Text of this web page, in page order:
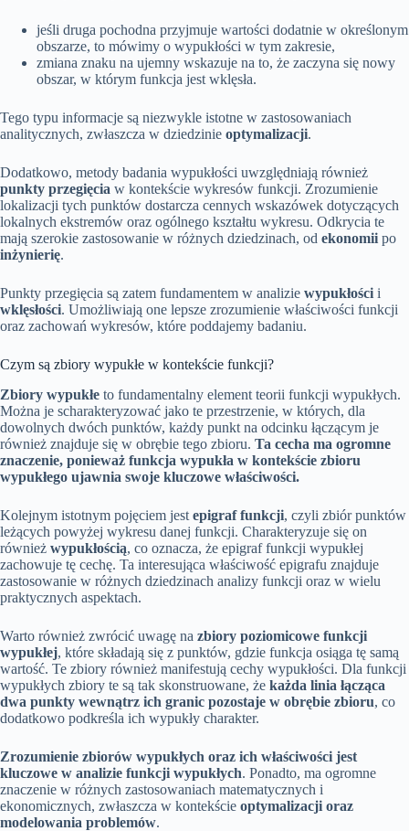
jeśli druga pochodna przyjmuje wartości dodatnie w określonym
obszarze, to mówimy o wypukłości w tym zakresie,
zmiana znaku na ujemny wskazuje na to, że zaczyna się nowy
obszar, w którym funkcja jest wklęsła.
Tego typu informacje są niezwykle istotne w zastosowaniach
analitycznych, zwłaszcza w dziedzinie optymalizacji.
Dodatkowo, metody badania wypukłości uwzględniają również
punkty przegięcia w kontekście wykresów funkcji. Zrozumienie
lokalizacji tych punktów dostarcza cennych wskazówek dotyczących
lokalnych ekstremów oraz ogólnego kształtu wykresu. Odkrycia te
mają szerokie zastosowanie w różnych dziedzinach, od ekonomii po
inżynierię.
Punkty przegięcia są zatem fundamentem w analizie wypukłości i
wklęsłości. Umożliwiają one lepsze zrozumienie właściwości funkcji
oraz zachowań wykresów, które poddajemy badaniu.
Czym są zbiory wypukłe w kontekście funkcji?
Zbiory wypukłe to fundamentalny element teorii funkcji wypukłych.
Można je scharakteryzować jako te przestrzenie, w których, dla
dowolnych dwóch punktów, każdy punkt na odcinku łączącym je
również znajduje się w obrębie tego zbioru. Ta cecha ma ogromne
znaczenie, ponieważ funkcja wypukła w kontekście zbioru
wypukłego ujawnia swoje kluczowe właściwości.
Kolejnym istotnym pojęciem jest epigraf funkcji, czyli zbiór punktów
leżących powyżej wykresu danej funkcji. Charakteryzuje się on
również wypukłością, co oznacza, że epigraf funkcji wypukłej
zachowuje tę cechę. Ta interesująca właściwość epigrafu znajduje
zastosowanie w różnych dziedzinach analizy funkcji oraz w wielu
praktycznych aspektach.
Warto również zwrócić uwagę na zbiory poziomicowe funkcji
wypukłej, które składają się z punktów, gdzie funkcja osiąga tę samą
wartość. Te zbiory również manifestują cechy wypukłości. Dla funkcji
wypukłych zbiory te są tak skonstruowane, że każda linia łącząca
dwa punkty wewnątrz ich granic pozostaje w obrębie zbioru, co
dodatkowo podkreśla ich wypukły charakter.
Zrozumienie zbiorów wypukłych oraz ich właściwości jest
kluczowe w analizie funkcji wypukłych. Ponadto, ma ogromne
znaczenie w różnych zastosowaniach matematycznych i
ekonomicznych, zwłaszcza w kontekście optymalizacji oraz
modelowania problemów.